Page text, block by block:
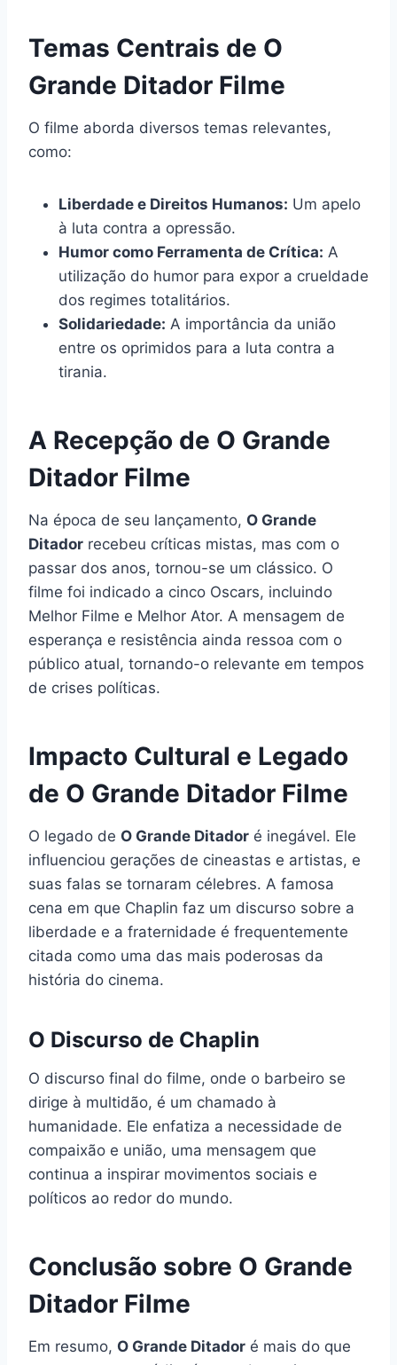
Temas Centrais de O
Grande Ditador Filme
O filme aborda diversos temas relevantes,
como:
Liberdade e Direitos Humanos: Um apelo
à luta contra a opressão.
Humor como Ferramenta de Crítica: A
utilização do humor para expor a crueldade
dos regimes totalitários.
Solidariedade: A importância da união
entre os oprimidos para a luta contra a
tirania.
A Recepção de O Grande
Ditador Filme
Na época de seu lançamento, O Grande
Ditador recebeu críticas mistas, mas com o
passar dos anos, tornou-se um clássico. O
filme foi indicado a cinco Oscars, incluindo
Melhor Filme e Melhor Ator. A mensagem de
esperança e resistência ainda ressoa com o
público atual, tornando-o relevante em tempos
de crises políticas.
Impacto Cultural e Legado
de O Grande Ditador Filme
O legado de O Grande Ditador é inegável. Ele
influenciou gerações de cineastas e artistas, e
suas falas se tornaram célebres. A famosa
cena em que Chaplin faz um discurso sobre a
liberdade e a fraternidade é frequentemente
citada como uma das mais poderosas da
história do cinema.
O Discurso de Chaplin
O discurso final do filme, onde o barbeiro se
dirige à multidão, é um chamado à
humanidade. Ele enfatiza a necessidade de
compaixão e união, uma mensagem que
continua a inspirar movimentos sociais e
políticos ao redor do mundo.
Conclusão sobre O Grande
Ditador Filme
Em resumo, O Grande Ditador é mais do que